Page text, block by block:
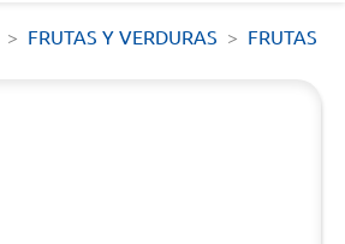
FRUTAS Y VERDURAS FRUTAS